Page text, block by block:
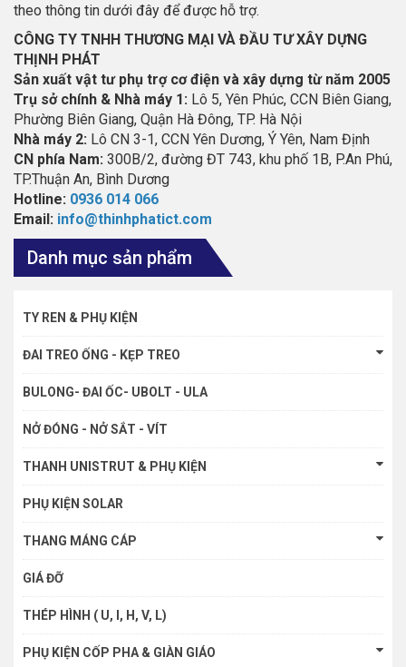
theo thông tin dưới đây để được hỗ trợ.
CÔNG TY TNHH THƯƠNG MẠI VÀ ĐẦU TƯ XÂY DỰNG
THỊNH PHÁT
Sản xuất vật tư phụ trợ cơ điện và xây dựng từ năm 2005
Trụ sở chính & Nhà máy 1: Lô 5, Yên Phúc, CCN Biên Giang,
Phường Biên Giang, Quận Hà Đông, TP. Hà Nội
Nhà máy 2: Lô CN 3-1, CCN Yên Dương, Ý Yên, Nam Định
CN phía Nam: 300B/2, đường ĐT 743, khu phố 1B, P.An Phú,
TP.Thuận An, Bình Dương
Hotline: 0936 014 066
Email: info@thinhphatict.com
Danh mục sản phẩm
TY REN & PHỤ KIỆN
ĐAI TREO ỐNG - KẸP TREO
BULONG- ĐAI ỐC- UBOLT - ULA
NỞ ĐÓNG - NỞ SẮT - VÍT
THANH UNISTRUT & PHỤ KIỆN
PHỤ KIỆN SOLAR
THANG MÁNG CÁP
GIÁ ĐỠ
THÉP HÌNH ( U, I, H, V, L)
PHỤ KIỆN CỐP PHA & GIÀN GIÁO